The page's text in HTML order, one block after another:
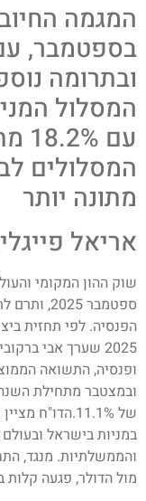
המגמה
בספטמבר,
ובתרומה
המסלול
מתונה יותר
אריאל
שוק ההון המקומי
ספטמבר
הפנסיה. לפי תחזית
2025 שערך אבי
ובמצטבר מתחילת
של
במניות בישראל
והממשלתיות. מנגד,
מול הדולר, פגעה קלות